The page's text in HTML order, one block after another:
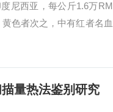
尼西亚，每公斤1.6万
色者次之，中有红者名
量热法鉴别研究